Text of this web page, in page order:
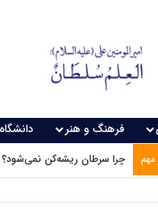
فرهنگ و هنر دانشگاه
مهم چرا سرطان ریشه‌کن نمی‌شود؟